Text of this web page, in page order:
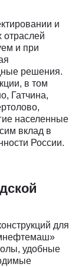
и
отраслей
и при
решения.
в том
Гатчина,
населенные
вклад в
России.
для
удобные